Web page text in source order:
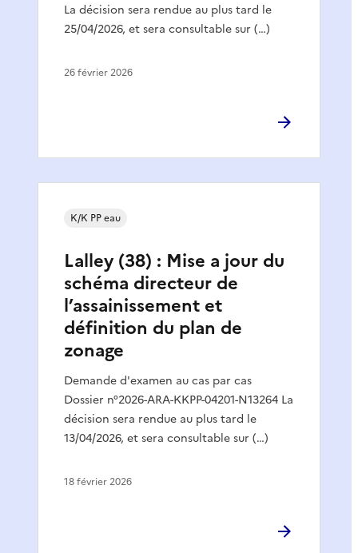
La décision sera rendue au plus tard le
25/04/2026, et sera consultable sur (…)
26 février 2026
Lalley (38) : Mise a jour du
schéma directeur de
l’assainissement et
définition du plan de
zonage
Demande d'examen au cas par cas
Dossier n°2026-ARA-KKPP-04201-N13264 La
décision sera rendue au plus tard le
13/04/2026, et sera consultable sur (…)
K/K PP eau
18 février 2026